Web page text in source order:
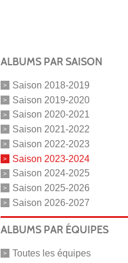
ALBUMS PAR SAISON
Saison 2018-2019
Saison 2019-2020
Saison 2020-2021
Saison 2021-2022
Saison 2022-2023
Saison 2023-2024
Saison 2024-2025
Saison 2025-2026
Saison 2026-2027
ALBUMS PAR ÉQUIPES
Toutes les équipes